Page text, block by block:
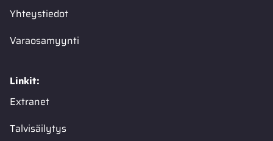
Yhteystiedot
Varaosamyynti
Linkit:
Extranet
Talvisäilytys